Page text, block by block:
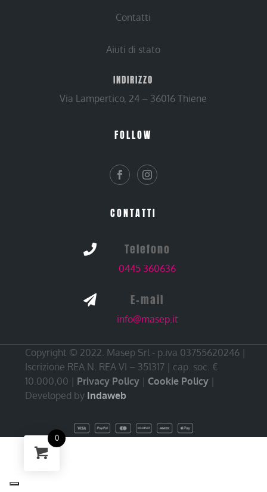
Contatti
Aiuti di stato
INDIRIZZO
Via Lampertico, 24 – 36016 Thiene
FOLLOW
CONTATTI
 Telefono
0445 360636
 E-mail
info@masep.it
Copyright © 2022. Masep Srl - p.iva 03755620246 |
Iscrizione REA N. REA VI – 351317 | cap. soc. €
10.000,00 | Privacy Policy | Cookie Policy |
Developed by Indaweb
0